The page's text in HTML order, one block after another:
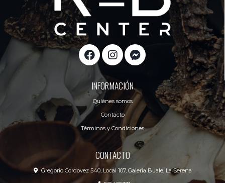
INFORMACIÓN
Quiénes somos
Contacto
Términos y Condiciones
CONTACTO
Gregorio Cordovez 540, Local 107, Galeria Buale, La Serena